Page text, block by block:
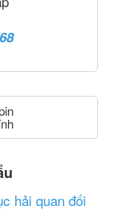
hải quan đối